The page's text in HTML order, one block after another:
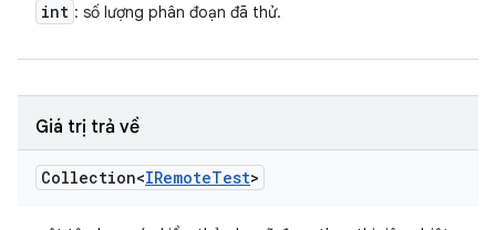
int : số lượng phân đoạn đã thử.
Giá trị trả về
Collection<IRemoteTest>